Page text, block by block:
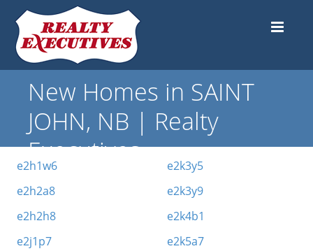
New Homes in SAINT
JOHN, NB | Realty
Executives
e2h1w6
e2h2a8
e2h2h8
e2j1p7
e2k3y5
e2k3y9
e2k4b1
e2k5a7